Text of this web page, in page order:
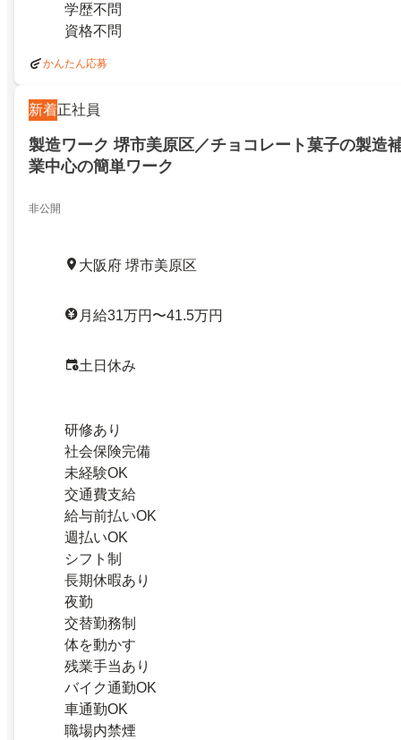
学歴不問
資格不問
かんたん応募
新着正社員
製造ワーク 堺市美原区／チョコレート菓子の製造
業中心の簡単ワーク
非公開
大阪府 堺市美原区
月給31万円〜41.5万円
土日休み
研修あり
社会保険完備
未経験OK
交通費支給
給与前払いOK
週払いOK
シフト制
長期休暇あり
夜勤
交替勤務制
体を動かす
残業手当あり
バイク通勤OK
車通勤OK
職場内禁煙